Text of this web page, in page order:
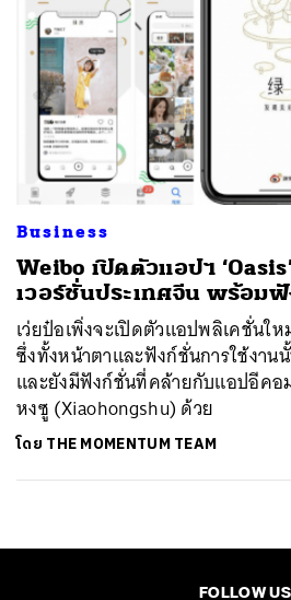
Business
Weibo เปิดตัวแอปฯ
เวอร์ชั่นประเทศจีน พร้อม
เว่ยป๋อเพิ่งจะเปิดตัวแอปพลิเคชั่นใ
ซึ่งทั้งหน้าตาและฟังก์ชั่นการใช้งา
และยังมีฟังก์ชั่นที่คล้ายกับแอปอีคอ
หงซู (Xiaohongshu) ด้วย
โดย THE MOMENTUM TEAM
FOLLOW US
ค้นหา
SHARE TWEET